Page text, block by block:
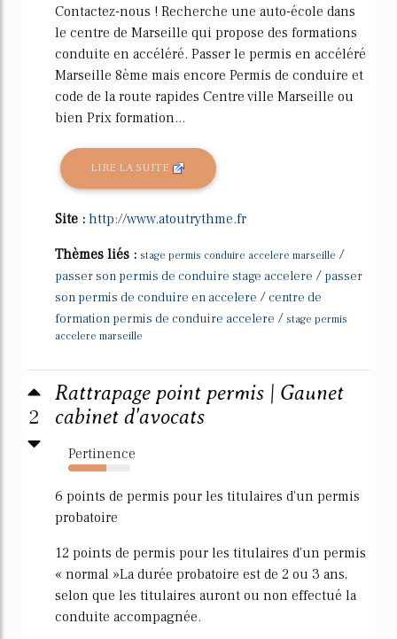
Contactez-nous ! Recherche une auto-école dans
le centre de Marseille qui propose des formations
conduite en accéléré. Passer le permis en accéléré
Marseille 8ème mais encore Permis de conduire et
code de la route rapides Centre ville Marseille ou
bien Prix formation...
LIRE LA SUITE
Site : http://www.atoutrythme.fr
Thèmes liés : stage permis conduire accelere marseille /
passer son permis de conduire stage accelere / passer
son permis de conduire en accelere / centre de
formation permis de conduire accelere / stage permis
accelere marseille
2
Rattrapage point permis | Gaunet
cabinet d'avocats
Pertinence
61%
6 points de permis pour les titulaires d'un permis
probatoire
12 points de permis pour les titulaires d'un permis
« normal »La durée probatoire est de 2 ou 3 ans,
selon que les titulaires auront ou non effectué la
conduite accompagnée.